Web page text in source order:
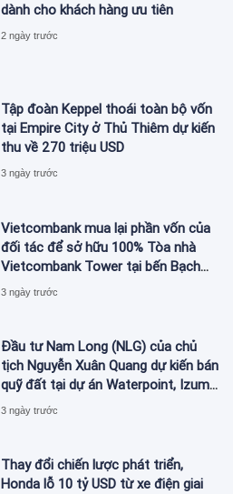
dành cho khách hàng ưu tiên
2 ngày trước
Tập đoàn Keppel thoái toàn bộ vốn
tại Empire City ở Thủ Thiêm dự kiến
thu về 270 triệu USD
3 ngày trước
Vietcombank mua lại phần vốn của
đối tác để sở hữu 100% Tòa nhà
Vietcombank Tower tại bến Bạch
Đằng
3 ngày trước
Đầu tư Nam Long (NLG) của chủ
tịch Nguyễn Xuân Quang dự kiến bán
quỹ đất tại dự án Waterpoint, Izumi
City
3 ngày trước
Thay đổi chiến lược phát triển,
Honda lỗ 10 tỷ USD từ xe điện giai